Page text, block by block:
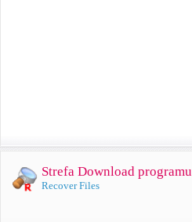
Strefa Download programu
Recover Files